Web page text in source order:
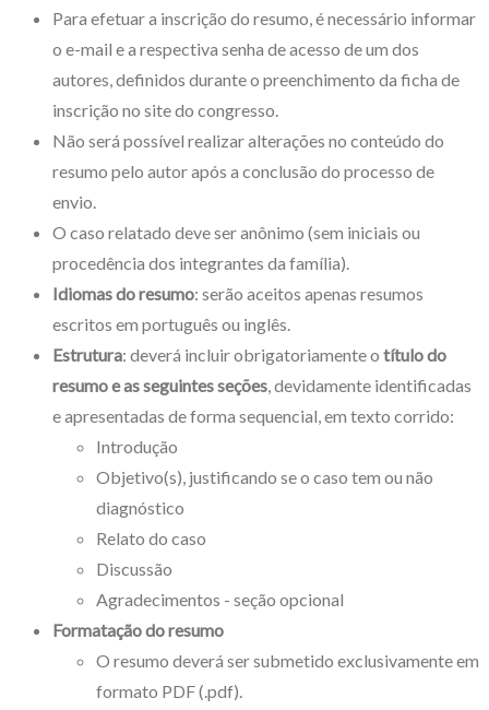
Para efetuar a inscrição do resumo, é necessário informar
o e-mail e a respectiva senha de acesso de um dos
autores, definidos durante o preenchimento da ficha de
inscrição no site do congresso.
Não será possível realizar alterações no conteúdo do
resumo pelo autor após a conclusão do processo de
envio.
O caso relatado deve ser anônimo (sem iniciais ou
procedência dos integrantes da família).
Idiomas do resumo: serão aceitos apenas resumos
escritos em português ou inglês.
Estrutura: deverá incluir obrigatoriamente o título do
resumo e as seguintes seções, devidamente identificadas
e apresentadas de forma sequencial, em texto corrido:
Introdução
Objetivo(s), justificando se o caso tem ou não
diagnóstico
Relato do caso
Discussão
Agradecimentos - seção opcional
Formatação do resumo
O resumo deverá ser submetido exclusivamente em
formato PDF (.pdf).